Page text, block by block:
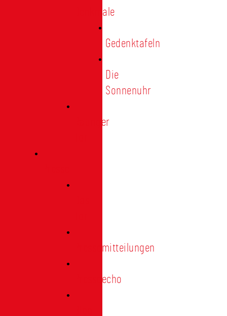
Denkmale
Gedenktafeln
Die
Sonnenuhr
Ratinger
Pressemitteilungen
Presseecho